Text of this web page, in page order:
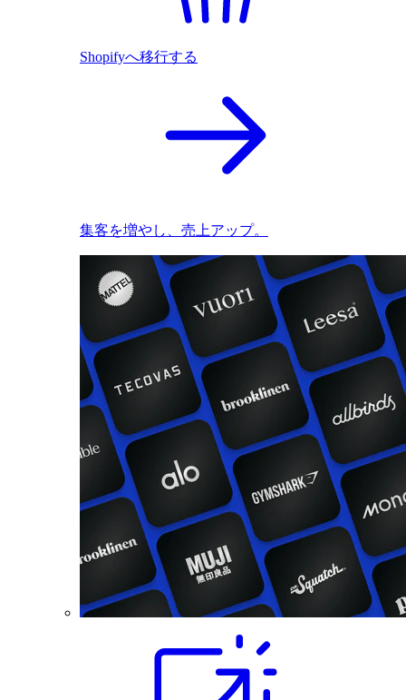
Shopifyへ移行する
集客を増やし、売上アップ。